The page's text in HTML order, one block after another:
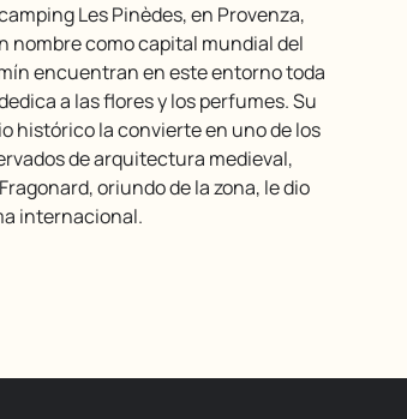
nombre como capital mundial del
encuentran en este entorno toda
a las flores y los perfumes. Su
histórico la convierte en uno de los
de arquitectura medieval,
oriundo de la zona, le dio
internacional.